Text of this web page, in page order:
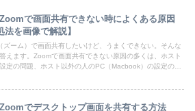
で画面共有できない時によくある原因
法を画像で解説】
ズーム）で画面共有したいけど、うまくできない。そんな
えます。Zoomで画面共有できない原因の多くは、ホスト
定の問題、ホスト以外の人のPC（Macbook）の設定の問
でデスクトップ画面を共有する方法